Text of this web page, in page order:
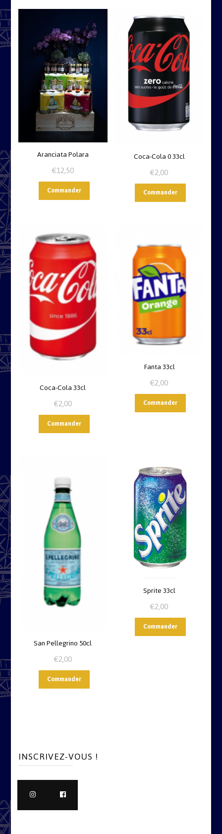
Aranciata Polara
€12,50
Commander
Coca-Cola 0 33cl
€2,00
Commander
Coca-Cola 33cl
€2,00
Commander
Fanta 33cl
€2,00
Commander
San Pellegrino 50cl
€2,00
Commander
Sprite 33cl
€2,00
Commander
INSCRIVEZ-VOUS !